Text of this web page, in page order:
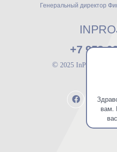
вам.
Генеральный директор
+7 953
© 2025 InProject.